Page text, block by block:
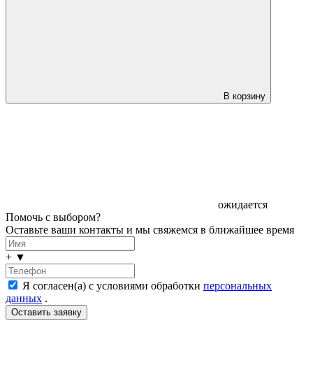
В корзину
ожидается
Помочь с выбором?
Оставьте ваши контакты и мы свяжемся в ближайшее время
+ ▼
Я согласен(а) с условиями обработки персональных
данных .